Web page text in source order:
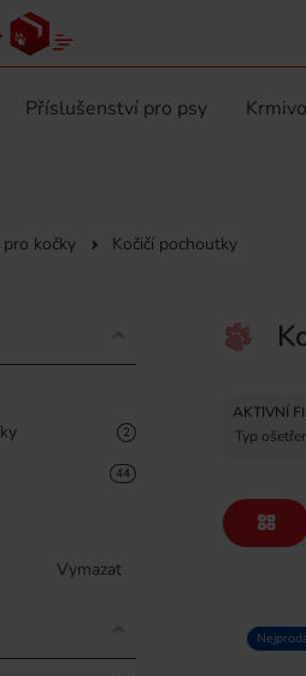
Příslušenství pro psy
kočky Kočičí pochoutky
AKTIVNÍ
Typ
2
44
Vymazat